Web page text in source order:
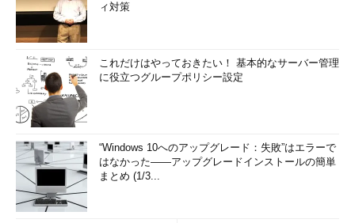
ィ対策
これだけはやっておきたい！ 基本的なサーバー管理
に役立つグループポリシー設定
“Windows 10へのアップグレード：失敗”はエラーで
はなかった――アップグレードインストールの簡単
まとめ (1/3...